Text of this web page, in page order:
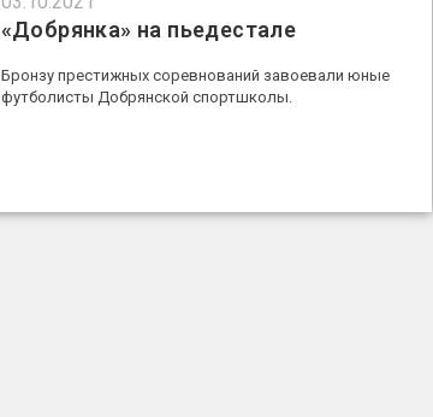
«Добрянка» на пьедестале
Бронзу престижных соревнований завоевали юные
футболисты Добрянской спортшколы.